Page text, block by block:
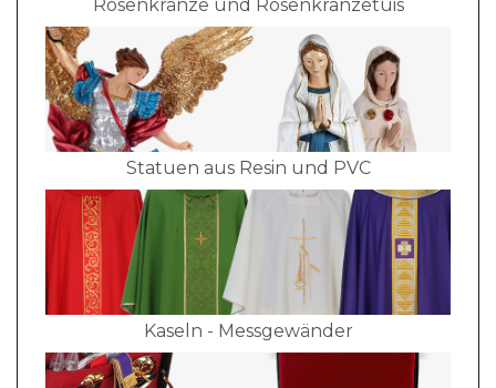
Rosenkränze und Rosenkranzetuis
Statuen aus Resin und PVC
Kaseln - Messgewänder